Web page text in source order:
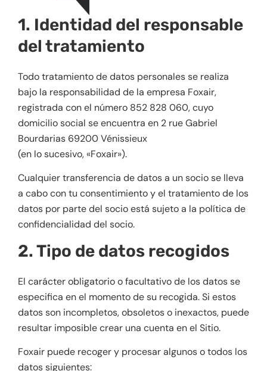
1. Identidad del responsable
del tratamiento
Todo tratamiento de datos personales se realiza
bajo la responsabilidad de la empresa Foxair,
registrada con el número 852 828 060, cuyo
domicilio social se encuentra en 2 rue Gabriel
Bourdarias 69200 Vénissieux
(en lo sucesivo, «Foxair»).
Cualquier transferencia de datos a un socio se lleva
a cabo con tu consentimiento y el tratamiento de los
datos por parte del socio está sujeto a la política de
confidencialidad del socio.
2. Tipo de datos recogidos
El carácter obligatorio o facultativo de los datos se
especifica en el momento de su recogida. Si estos
datos son incompletos, obsoletos o inexactos, puede
resultar imposible crear una cuenta en el Sitio.
Foxair puede recoger y procesar algunos o todos los
datos siguientes: